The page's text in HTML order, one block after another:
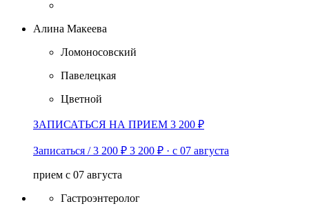
Алина Макеева
Ломоносовский
Павелецкая
Цветной
ЗАПИСАТЬСЯ НА ПРИЕМ 3 200 ₽
Записаться / 3 200 ₽ 3 200 ₽ · с 07 августа
прием с 07 августа
Гастроэнтеролог